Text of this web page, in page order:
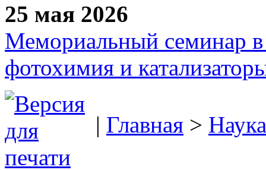
25 мая 2026
Мемориальный семинар в
фотохимия и
| Главная > Наука